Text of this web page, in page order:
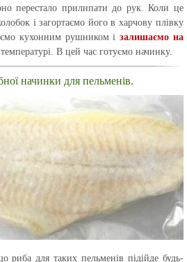
перестало прилипати до рук. Коли це
і загортаємо його в харчову плівку
кухонним рушником і залишаємо на
В цей час готуємо начинку.
начинки для пельменів.
риба для таких пельменів підійде будь-